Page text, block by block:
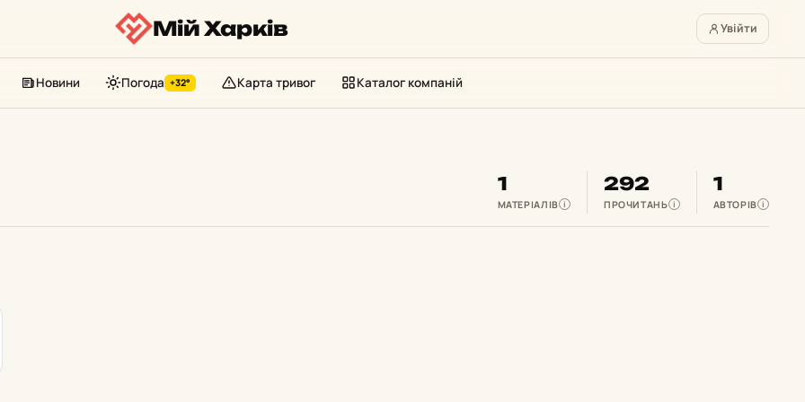
Мій Харків Увійти
Новини Погода +32° Карта тривог Каталог компаній
1
МАТЕРІАЛІВ i
292
ПРОЧИТАНЬ i
1
АВТОРІВ i